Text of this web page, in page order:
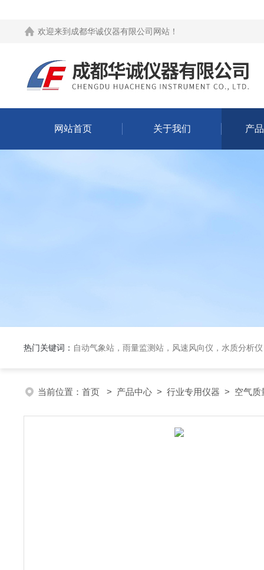
欢迎来到 成都华诚仪器有限公司网站 ！
网站首页 关于我们 产
热门关键词： 自动气象站，雨量监测站，风速风向仪，水质分析
当前位置： 首页 > 产品中心 > 行业专用仪器 > 空气质